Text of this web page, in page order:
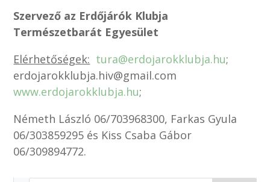
Szervező az Erdőjárók Klubja
Természetbarát Egyesület
Elérhetőségek: tura@erdojarokklubja.hu;
erdojarokklubja.hiv@gmail.com
www.erdojarokklubja.hu;
Németh László 06/703968300, Farkas Gyula
06/303859295 és Kiss Csaba Gábor
06/309894772.